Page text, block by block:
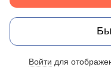
Войти для